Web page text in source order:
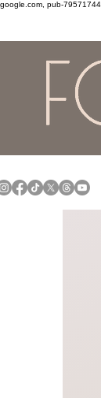
google.com, pub-